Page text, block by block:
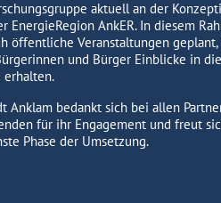
aktuell an der
EnergieRegion AnkER. In diesem
öffentliche Veranstaltungen geplant,
und Bürger Einblicke in die
erhalten.
Anklam bedankt sich bei allen
für ihr Engagement und freut
Phase der Umsetzung.